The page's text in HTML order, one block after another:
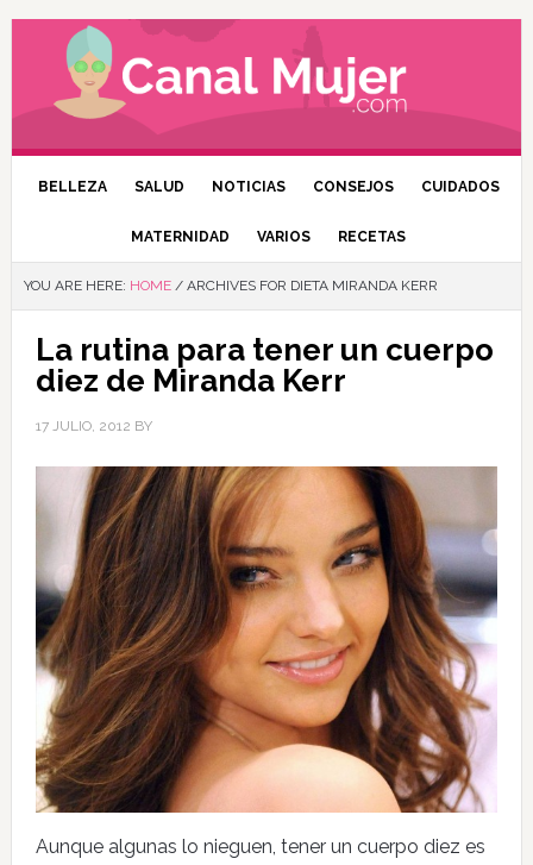
BELLEZA SALUD NOTICIAS CONSEJOS CUIDADOS
MATERNIDAD VARIOS RECETAS
YOU ARE HERE: HOME /ARCHIVES FOR DIETA MIRANDA KERR
La rutina para tener un cuerpo
diez de Miranda Kerr
17 JULIO, 2012 BY
Aunque algunas lo nieguen, tener un cuerpo diez es